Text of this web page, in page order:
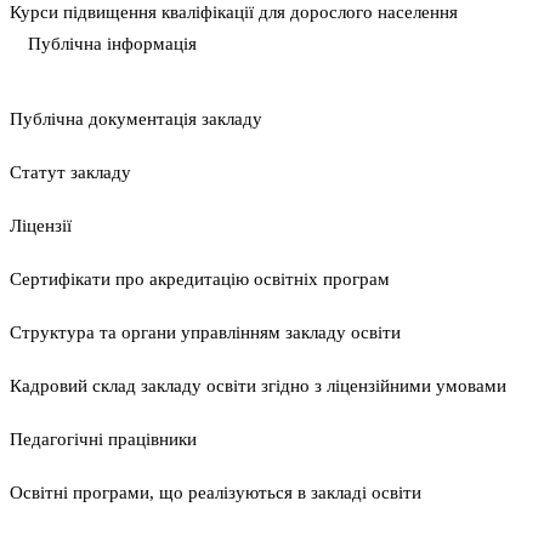
Курси підвищення кваліфікації для дорослого населення
Публічна інформація
Публічна документація закладу
Статут закладу
Ліцензії
Сертифікати про акредитацію освітніх програм
Структура та органи управлінням закладу освіти
Кадровий склад закладу освіти згідно з ліцензійними умовами
Педагогічні працівники
Освітні програми, що реалізуються в закладі освіти